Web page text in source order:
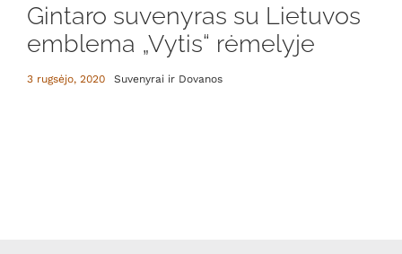
Gintaro suvenyras su Lietuvos
emblema „Vytis“ rėmelyje
3 rugsėjo, 2020 Suvenyrai ir Dovanos